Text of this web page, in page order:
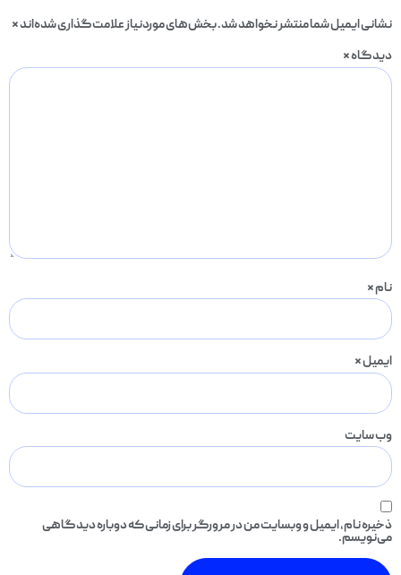
نشانی ایمیل شما منتشر نخواهد شد.بخش‌های موردنیاز علامت‌گذاری شده‌اند*
دیدگاه*
نام*
ایمیل*
وب‌ سایت
ذخیره نام، ایمیل و وبسایت من در مرورگر برای زمانی که دوباره دیدگاهی
می‌نویسم.